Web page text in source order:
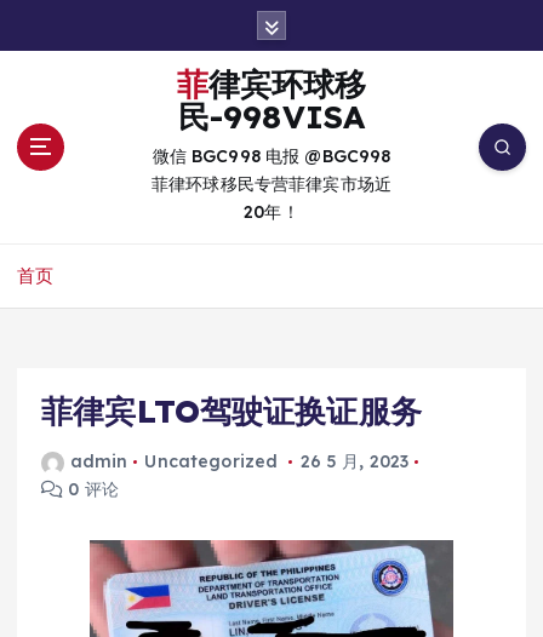
菲律宾环球移
民-998VISA
微信 BGC998 电报 @BGC998
菲律环球移民专营菲律宾市场近
20年！
首页
菲律宾LTO驾驶证换证服务
admin Uncategorized
26 5 月, 2023
0 评论